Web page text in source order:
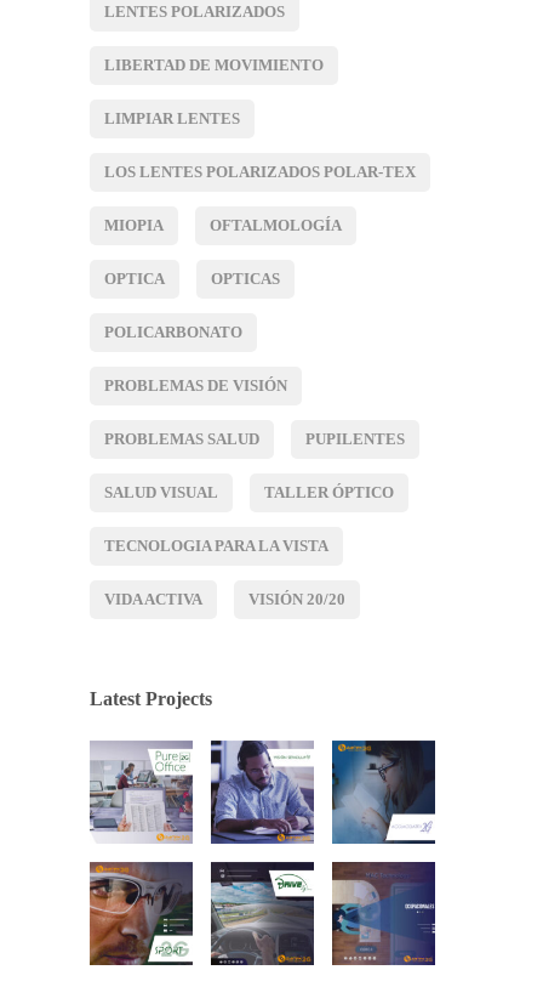
LENTES POLARIZADOS
LIBERTAD DE MOVIMIENTO
LIMPIAR LENTES
LOS LENTES POLARIZADOS POLAR-TEX
MIOPIA OFTALMOLOGÍA
OPTICA OPTICAS
POLICARBONATO
PROBLEMAS DE VISIÓN
PROBLEMAS SALUD PUPILENTES
SALUD VISUAL TALLER ÓPTICO
TECNOLOGIA PARA LA VISTA
VIDA ACTIVA VISIÓN 20/20
Latest Projects